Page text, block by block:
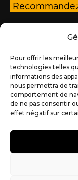
Pour offrir les
technologies telles
informations des
nous permettra de
comportement de
de ne pas consentir
effet négatif sur
Tous nos avis
06 31 64